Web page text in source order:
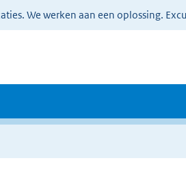
We werken aan een oplossing.